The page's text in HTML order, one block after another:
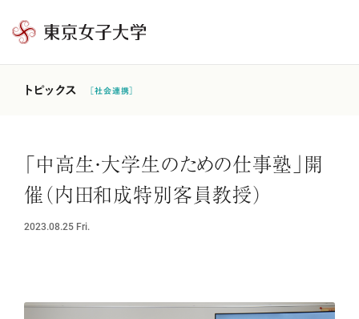
東
トピックス ［社会連携］
「中高生・大学生のための仕事塾」開
催（内田和成特別客員教授）
2023.08.25 Fri.